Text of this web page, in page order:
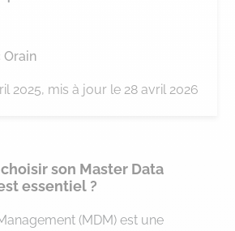
Orain
2025, mis à jour le 28 avril 2026
son Master Data
essentiel ?
(MDM) est une